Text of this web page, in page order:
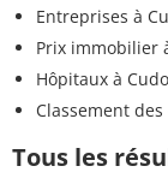
Entreprises à
Prix immobilier
Hôpitaux à
Classement
Tous les